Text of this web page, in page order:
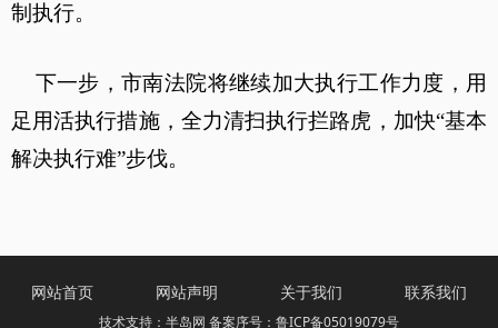
制执行。
下一步，市南法院将继续加大执行工作力度，用
足用活执行措施，全力清扫执行拦路虎，加快“基本
解决执行难”步伐。
网站首页 网站声明 关于我们 联系我们
技术支持：半岛网 备案序号：鲁ICP备05019079号